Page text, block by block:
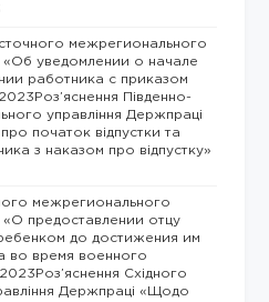
межрегионального
«Об уведомлении о начале
работника с приказом
Південно-
управління Держпраці
початок відпустки та
з наказом про відпустку»
межрегионального
«О предоставлении отцу
до достижения им
во время военного
Східного
Держпраці «Щодо